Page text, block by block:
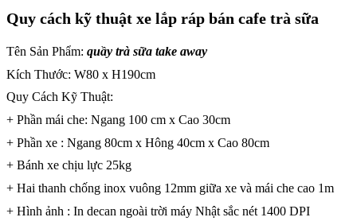
Quy cách kỹ thuật xe lắp ráp bán cafe trà sữa
Tên Sản Phẩm: quầy trà sữa take away
Kích Thước: W80 x H190cm
Quy Cách Kỹ Thuật:
+ Phần mái che: Ngang 100 cm x Cao 30cm
+ Phần xe : Ngang 80cm x Hông 40cm x Cao 80cm
+ Bánh xe chịu lực 25kg
+ Hai thanh chống inox vuông 12mm giữa xe và mái che cao 1m
+ Hình ảnh : In decan ngoài trời máy Nhật sắc nét 1400 DPI